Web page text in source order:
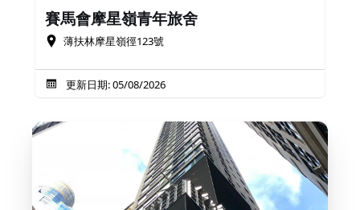
賽馬會摩星嶺青年旅舍
薄扶林摩星嶺徑123號
更新日期: 05/08/2026